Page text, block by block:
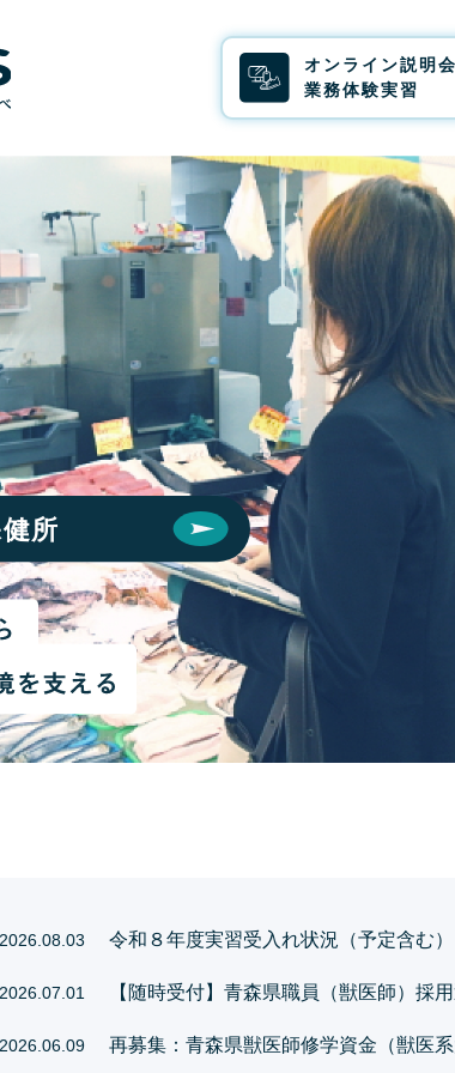
オンライン説明会
業務体験実習
2026.08.03 令和８年度実習受入れ状況（予定含む）
2026.07.01 【随時受付】青森県職員（獣医師）採
2026.06.09 再募集：青森県獣医師修学資金（獣医